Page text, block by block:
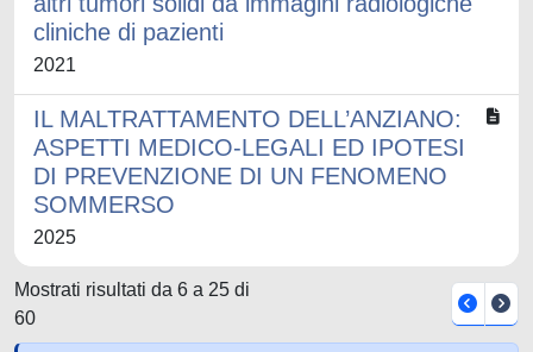
cliniche di pazienti
2021
IL MALTRATTAMENTO DELL’ANZIANO:
ASPETTI MEDICO-LEGALI ED IPOTESI
DI PREVENZIONE DI UN FENOMENO
SOMMERSO
2025
Mostrati risultati da 6 a 25 di
60